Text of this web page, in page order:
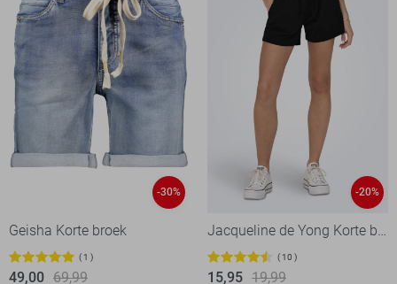
-30%
Geisha Korte broek
1
49,00 69,99
-20%
Jacqueline de Yong Korte broek
10
15,95 19,99